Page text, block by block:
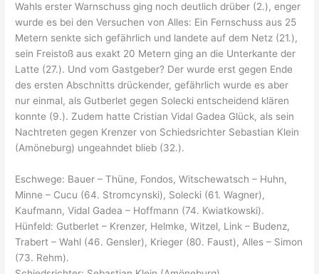
Wahls erster Warnschuss ging noch deutlich drüber (2.), enger
wurde es bei den Versuchen von Alles: Ein Fernschuss aus 25
Metern senkte sich gefährlich und landete auf dem Netz (21.),
sein Freistoß aus exakt 20 Metern ging an die Unterkante der
Latte (27.). Und vom Gastgeber? Der wurde erst gegen Ende
des ersten Abschnitts drückender, gefährlich wurde es aber
nur einmal, als Gutberlet gegen Solecki entscheidend klären
konnte (9.). Zudem hatte Cristian Vidal Gadea Glück, als sein
Nachtreten gegen Krenzer von Schiedsrichter Sebastian Klein
(Amöneburg) ungeahndet blieb (32.).
Eschwege: Bauer – Thüne, Fondos, Witschewatsch – Huhn,
Minne – Cucu (64. Stromcynski), Solecki (61. Wagner),
Kaufmann, Vidal Gadea – Hoffmann (74. Kwiatkowski).
Hünfeld: Gutberlet – Krenzer, Helmke, Witzel, Link – Budenz,
Trabert – Wahl (46. Gensler), Krieger (80. Faust), Alles – Simon
(73. Rehm).